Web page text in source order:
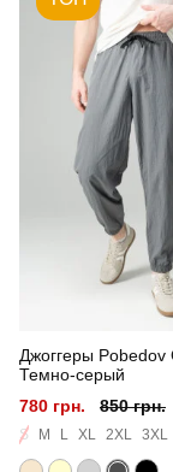
Артикул
Призначення
Склад тканини
Джоггеры Pobedov
Темно-серый
780 грн.
850 грн.
S M L XL 2XL 3XL